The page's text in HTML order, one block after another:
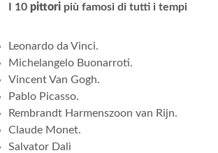
I 10 pittori più famosi di tutti i tempi
Leonardo da Vinci.
Michelangelo Buonarroti.
Vincent Van Gogh.
Pablo Picasso.
Rembrandt Harmenszoon van Rijn.
Claude Monet.
Salvator Dalì